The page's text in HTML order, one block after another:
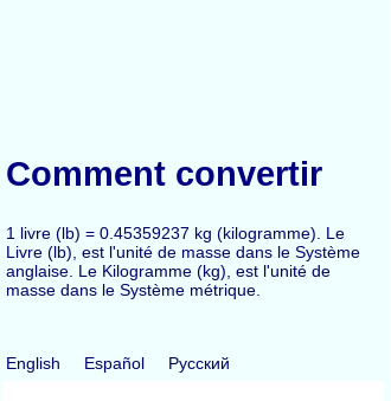
Comment convertir
1 livre (lb) = 0.45359237 kg (kilogramme). Le
Livre (lb), est l'unité de masse dans le Système
anglaise. Le Kilogramme (kg), est l'unité de
masse dans le Système métrique.
English Español Русский